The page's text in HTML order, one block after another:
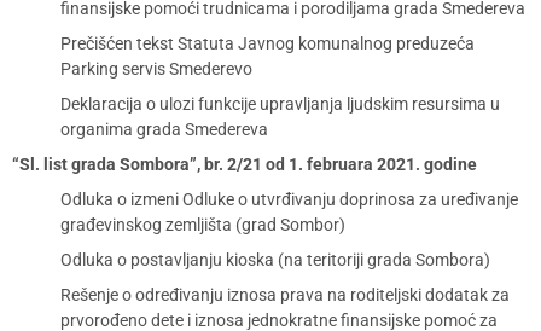
finansijske pomoći trudnicama i porodiljama grada Smedereva
Prečišćen tekst Statuta Javnog komunalnog preduzeća
Parking servis Smederevo
Deklaracija o ulozi funkcije upravljanja ljudskim resursima u
organima grada Smedereva
“Sl. list grada Sombora”, br. 2/21 od 1. februara 2021. godine
Odluka o izmeni Odluke o utvrđivanju doprinosa za uređivanje
građevinskog zemljišta (grad Sombor)
Odluka o postavljanju kioska (na teritoriji grada Sombora)
Rešenje o određivanju iznosa prava na roditeljski dodatak za
prvorođeno dete i iznosa jednokratne finansijske pomoć za